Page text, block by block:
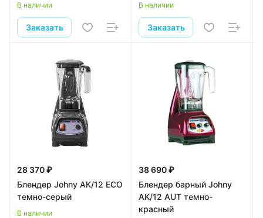
В наличии
Заказать
В наличии
Заказать
28 370 ₽
Блендер Johny AK/12 ECO
темно-серый
В наличии
38 690 ₽
Блендер барный Johny
AK/12 AUT темно-
красный